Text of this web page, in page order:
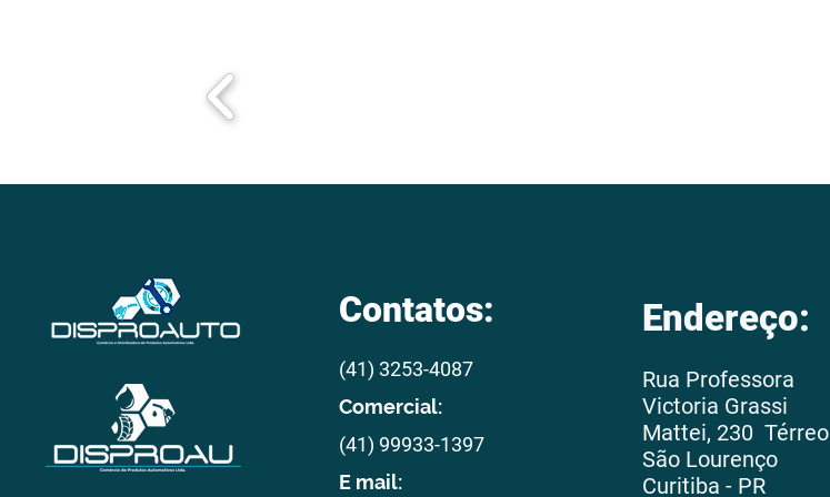
Contatos:
(41) 3253-4087
Comercial:
(41) 99933-1397
E mail:
Endereço:
Rua Professora
Victoria Grassi
Mattei, 230 Térreo
São Lourenço
Curitiba - PR